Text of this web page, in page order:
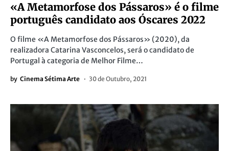
«A Metamorfose dos Pássaros» é o filme
português candidato aos Óscares 2022
O filme «A Metamorfose dos Pássaros» (2020), da
realizadora Catarina Vasconcelos, será o candidato de
Portugal à categoria de Melhor Filme…
by Cinema Sétima Arte 30 de Outubro, 2021